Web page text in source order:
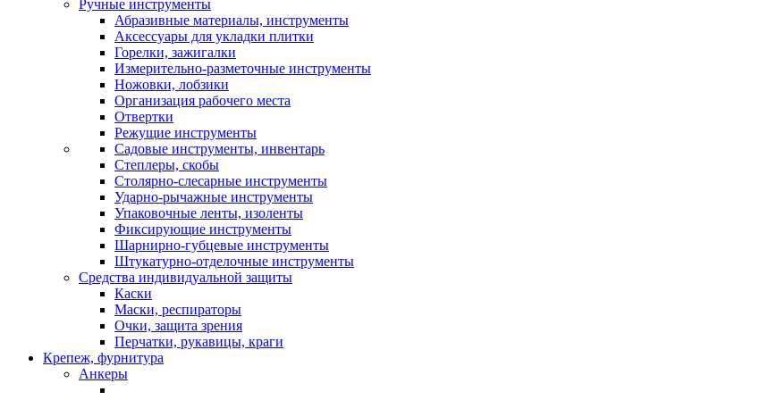
Ручные инструменты
Абразивные материалы, инструменты
Аксессуары для укладки плитки
Горелки, зажигалки
Измерительно-разметочные инструменты
Ножовки, лобзики
Организация рабочего места
Отвертки
Режущие инструменты
Садовые инструменты, инвентарь
Степлеры, скобы
Столярно-слесарные инструменты
Ударно-рычажные инструменты
Упаковочные ленты, изоленты
Фиксирующие инструменты
Шарнирно-губцевые инструменты
Штукатурно-отделочные инструменты
Средства индивидуальной защиты
Каски
Маски, респираторы
Очки, защита зрения
Перчатки, рукавицы, краги
Крепеж, фурнитура
Анкеры